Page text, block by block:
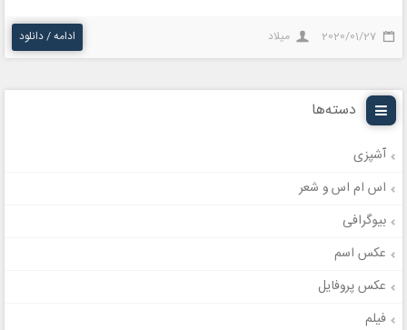
2020/01/27 میلاد ادامه / دانلود
دسته‌ها
آشپزی
اس ام اس و شعر
بیوگرافی
عکس اسم
عکس پروفایل
فیلم